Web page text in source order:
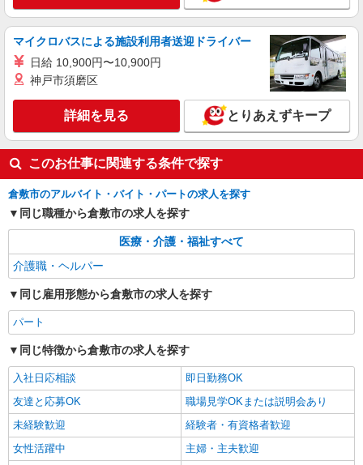
キープ 詳細を見る
マイクロバスによる施設利用者送迎ドライバー
日給 10,900円〜10,900円
神戸市須磨区
詳細を見る とりあえずキープ
このお仕事に関連する条件で探す
倉敷市のアルバイト・バイト・パートの求人を探す
同じ職種から倉敷市の求人を探す
医療・介護・福祉すべて
介護職・ヘルパー
同じ雇用形態から倉敷市の求人を探す
パート
同じ特徴から倉敷市の求人を探す
入社日応相談
即日勤務OK
友達と応募OK
職場見学OKまたは説明会あり
未経験歓迎
経験者・有資格者歓迎
女性活躍中
主婦・主夫歓迎